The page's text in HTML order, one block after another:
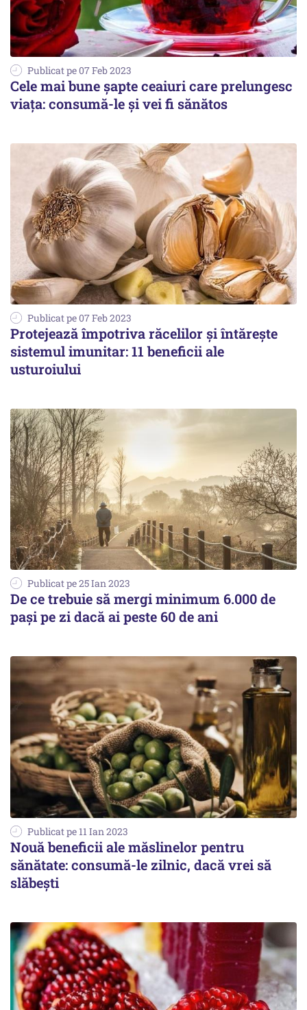
Publicat pe 07 Feb 2023
Cele mai bune șapte ceaiuri care prelungesc
viața: consumă-le și vei fi sănătos
Publicat pe 07 Feb 2023
Protejează împotriva răcelilor și întărește
sistemul imunitar: 11 beneficii ale
usturoiului
Publicat pe 25 Ian 2023
De ce trebuie să mergi minimum 6.000 de
pași pe zi dacă ai peste 60 de ani
Publicat pe 11 Ian 2023
Nouă beneficii ale măslinelor pentru
sănătate: consumă-le zilnic, dacă vrei să
slăbești